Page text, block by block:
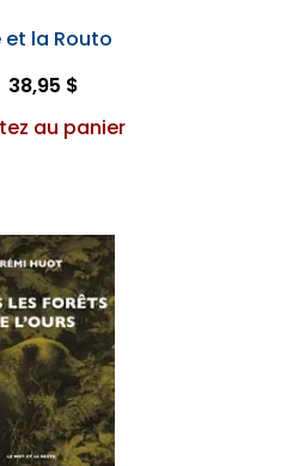
et la Routo
38,95 $
au panier